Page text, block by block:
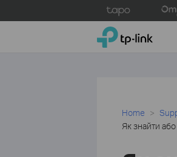
to
TP-Link, Reliably
Home
Як знайти